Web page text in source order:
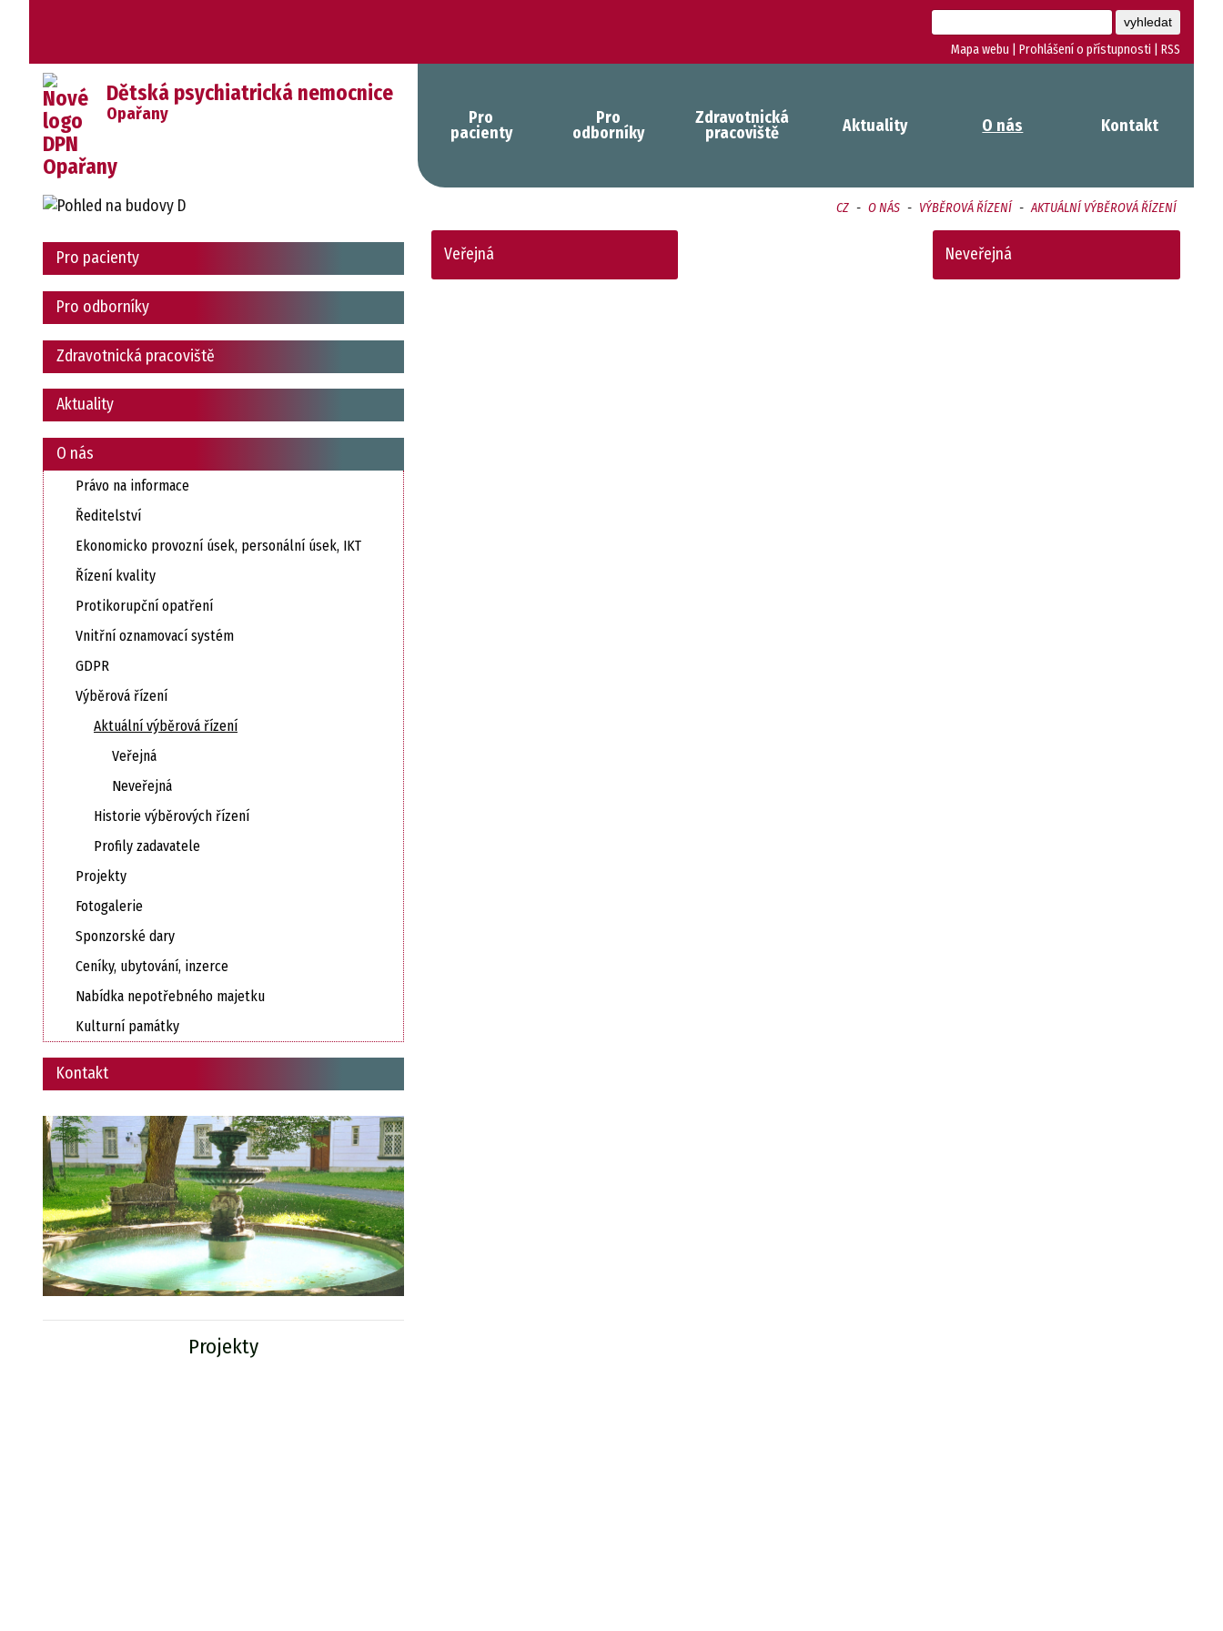
Mapa webu Prohlášení o přístupnosti RSS
Dětská psychiatrická nemocnice
Opařany
Pro
pacienty
Pro
odborníky
Zdravotnická
pracoviště
Aktuality O nás Kontakt
Pro pacienty
Pro odborníky
Zdravotnická pracoviště
Aktuality
O nás
Právo na informace
Ředitelství
Ekonomicko provozní úsek, personální úsek, IKT
Řízení kvality
Protikorupční opatření
Vnitřní oznamovací systém
GDPR
Výběrová řízení
Aktuální výběrová řízení
Veřejná
Neveřejná
Historie výběrových řízení
Profily zadavatele
Projekty
Fotogalerie
Sponzorské dary
Ceníky, ubytování, inzerce
Nabídka nepotřebného majetku
Kulturní památky
Kontakt
Projekty
CZ - O NÁS - VÝBĚROVÁ ŘÍZENÍ - AKTUÁLNÍ VÝBĚROVÁ ŘÍZENÍ
Veřejná Neveřejná